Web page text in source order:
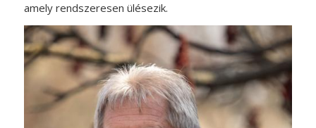
amely rendszeresen ülésezik.